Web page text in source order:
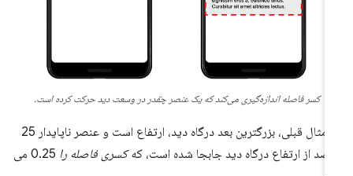
کسر فاصله اندازه‌گیری می‌کند که یک عنصر چقدر در وسعت دید حرکت کرده است.
در مثال قبلی، بزرگترین بعد درگاه دید، ارتفاع است و عنصر ناپایدار 25
از ارتفاع درگاه دید جابجا شده است، که کسری فاصله را
0.25 می